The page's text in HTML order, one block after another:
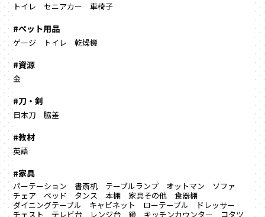
トイレ セニアカー 車椅子
#ペット用品
ゲージ トイレ 乾燥機
#資源
金
#刀・剣
日本刀 脇差
#教材
英語
#家具
パーテーション 書斎机 テーブルランプ オットマン
ソファ
チェア
ベッド タンス 本棚 家具その他
食器棚
ダイニングテーブル
キャビネット ローテーブル
ドレッサー
チェスト
テレビ台 レンジ台 鏡 キッチンカウンター
コタツ